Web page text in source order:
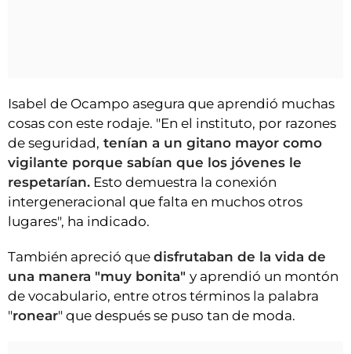
Isabel de Ocampo asegura que aprendió muchas
cosas con este rodaje. "En el instituto, por razones
de seguridad, tenían a un gitano mayor como
vigilante porque sabían que los jóvenes le
respetarían. Esto demuestra la conexión
intergeneracional que falta en muchos otros
lugares", ha indicado.
También apreció que disfrutaban de la vida de
una manera "muy bonita" y aprendió un montón
de vocabulario, entre otros términos la palabra
"ronear" que después se puso tan de moda.